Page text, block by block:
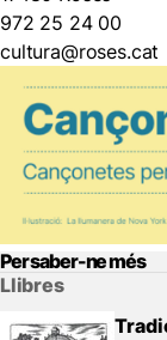
972 25 24 00
cultura@roses.cat
Per saber-ne més
Llibres